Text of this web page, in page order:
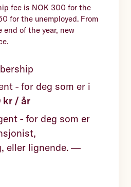
fee is NOK 300 for the
for the unemployed. From
end of the year, new
- for deg som er i
kr / år
- for deg som er
eller lignende. —